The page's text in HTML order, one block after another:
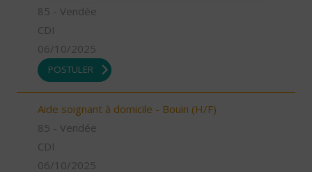
85 - Vendée
CDI
06/10/2025
POSTULER
Aide soignant à domicile - Bouin (H/F)
85 - Vendée
CDI
06/10/2025